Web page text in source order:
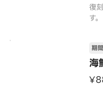
復
す。
海
期